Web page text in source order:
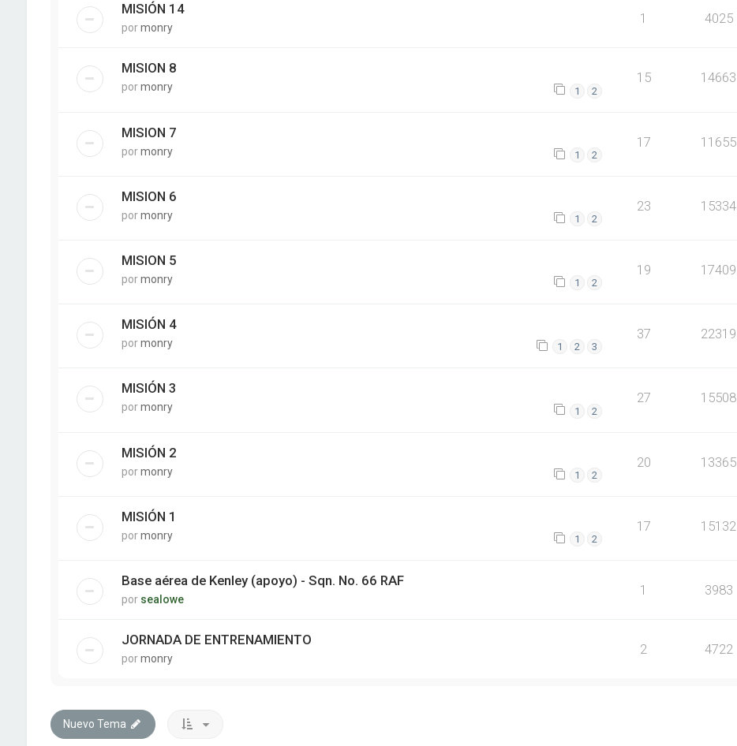
MISIÓN 14
pormonry
1 4025
MISION 8
pormonry 1 2
15 14663
MISION 7
pormonry 1 2
17 11655
MISION 6
pormonry 1 2
23 15334
MISION 5
pormonry 1 2
19 17409
MISIÓN 4
pormonry 1 2 3
37 22319
MISIÓN 3
pormonry 1 2
27 15508
MISIÓN 2
pormonry 1 2
20 13365
MISIÓN 1
pormonry 1 2
17 15132
Base aérea de Kenley (apoyo) - Sqn. No. 66 RAF
por sealowe
1 3983
JORNADA DE ENTRENAMIENTO
pormonry
2 4722
Nuevo Tema